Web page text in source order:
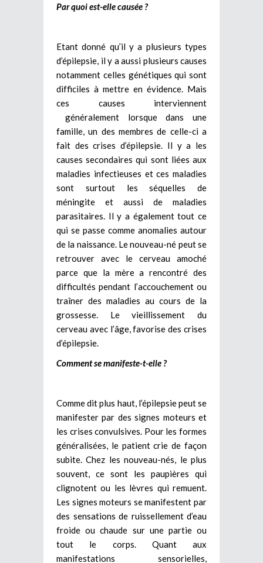
Par quoi est-elle causée ?
Etant donné qu’il y a plusieurs types
d’épilepsie, il y a aussi plusieurs causes
notamment celles génétiques qui sont
difficiles à mettre en évidence. Mais
ces causes interviennent
généralement lorsque dans une
famille, un des membres de celle-ci a
fait des crises d’épilepsie. Il y a les
causes secondaires qui sont liées aux
maladies infectieuses et ces maladies
sont surtout les séquelles de
méningite et aussi de maladies
parasitaires. Il y a également tout ce
qui se passe comme anomalies autour
de la naissance. Le nouveau-né peut se
retrouver avec le cerveau amoché
parce que la mère a rencontré des
difficultés pendant l’accouchement ou
traîner des maladies au cours de la
grossesse. Le vieillissement du
cerveau avec l’âge, favorise des crises
d’épilepsie.
Comment se manifeste-t-elle ?
Comme dit plus haut, l’épilepsie peut se
manifester par des signes moteurs et
les crises convulsives. Pour les formes
généralisées, le patient crie de façon
subite. Chez les nouveau-nés, le plus
souvent, ce sont les paupières qui
clignotent ou les lèvres qui remuent.
Les signes moteurs se manifestent par
des sensations de ruissellement d’eau
froide ou chaude sur une partie ou
tout le corps. Quant aux
manifestations sensorielles,